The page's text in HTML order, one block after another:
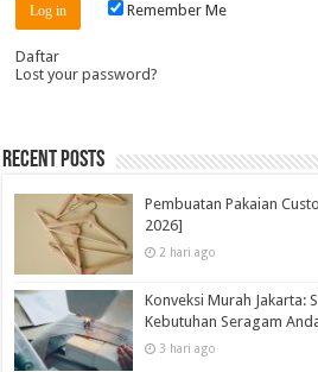
Remember Me
Daftar
Lost your password?
Recent Posts
Pembuatan Pakaian
2026]
2 hari ago
Konveksi Murah Jakarta:
Kebutuhan Seragam
3 hari ago